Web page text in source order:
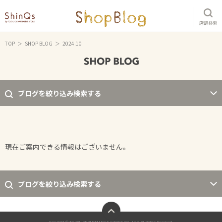
店舗検索
TOP SHOP BLOG 2024.10
ブログを絞り込み検索する
現在ご案内できる情報はございません。
ブログを絞り込み検索する